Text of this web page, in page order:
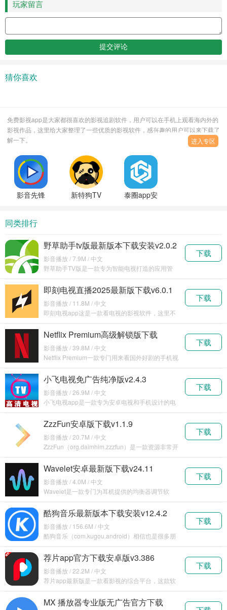
玩家留言
猜你喜欢
免费影视app是大家都很喜欢的影视追剧软件，用户可以在手机上观看海内外的
影视作品，这里给大家整理了一些优质的影视软件，感兴趣的用户可以来下载了
解一下。
进入专区
影音先锋
新特狗TV
泰圈app安
同类排行
野草助手tv版最新版本下载安装v2.0.2
影音播放 / 7.9M / 中文
野草助手TV版是一款专为智能电视打造的应用管
够帮助用
下载
即刻电视直播2025最新版下载v6.0.1
影音播放 / 11.8M / 中文
即刻电视app这是一款看电视的影视软件，这里不
大卫视
下载
Netflix Premium高级解锁版下载
v8.149.1
影音播放 / 39.8M / 中文
Netflix Premium一款专门用来看国外好剧的手机视
下载
小飞电视免广告纯净版v2.4.3
影音播放 / 26.9M / 中文
小飞电视app是一款专为安卓电视和手机设计的电
以其
下载
ZzzFun安卓版下载v1.1.9
影音播放 / 20.7M / 中文
ZzzFun（org.daimhim.zzzfun）是一款资源非常开
下载
Wavelet安卓最新版下载v24.11
影音播放 / 4.0M / 中文
Wavelet是一款专门为耳机提供的均衡器调节软
持图
下载
酷狗音乐最新版本下载安装v12.4.2
影音播放 / 156.6M / 中文
酷狗音乐（com.kugou.android）相信也是很多朋
下载
荐片app官方下载安卓版v3.386
影音播放 / 22.2M / 中文
荐片app最新版是一款看影视的综合平台，这款软
是动漫
下载
MX 播放器专业版无广告官方下载